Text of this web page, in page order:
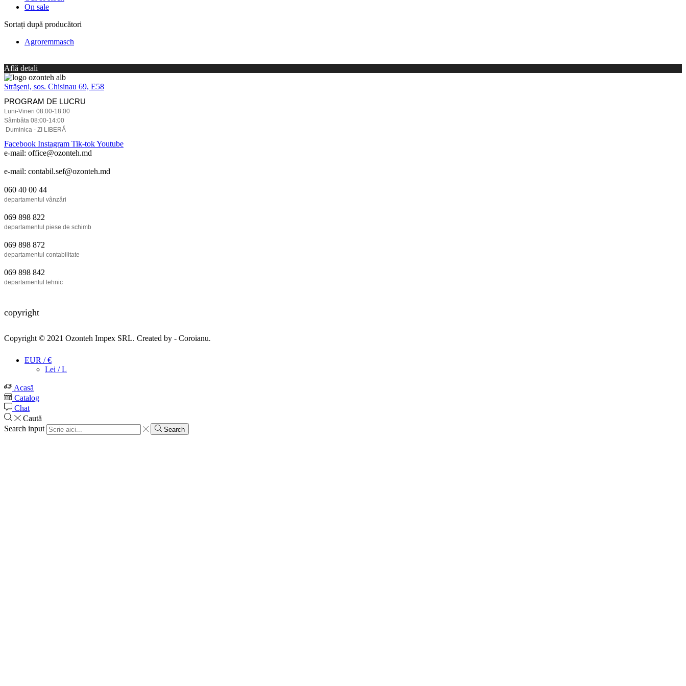
On sale
Sortați după producători
Agroremmasch
Află detali
Străşeni, sos. Chisinau 69, E58
PROGRAM DE LUCRU
Luni-Vineri 08:00-18:00
Sâmbăta 08:00-14:00
Duminica - ZI LIBERĂ
Facebook Instagram Tik-tokYoutube
e-mail: office@ozonteh.md
e-mail: contabil.sef@ozonteh.md
060 40 00 44
departamentul vânzări
069 898 822
departamentul piese de schimb
069 898 872
departamentul contabilitate
069 898 842
departamentul tehnic
copyright
Copyright © 2021 Ozonteh Impex SRL. Created by - Coroianu.
EUR / €
Lei / L
Acasă
Catalog
Chat
Caută
Search input
Search